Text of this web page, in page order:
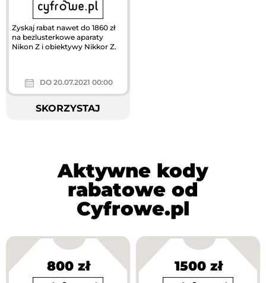
Zyskaj rabat nawet do 1860 zł
na bezlusterkowe aparaty
Nikon Z i obiektywy Nikkor Z.
DO 20.07.2021 00:00
SKORZYSTAJ
Aktywne kody
rabatowe od
Cyfrowe.pl
800 zł 1500 zł